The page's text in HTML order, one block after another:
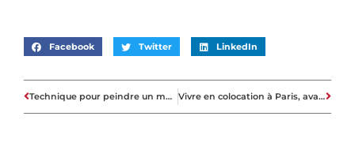
Facebook Twitter LinkedIn
Technique pour peindre un mur ombré Vivre en colocation à Paris, avantages et inconvénients.